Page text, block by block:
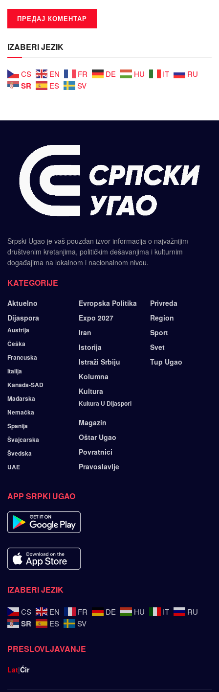
IZABERI JEZIK
CS EN FR DE HU IT RU
SR ES SV
Srpski Ugao je vaš pouzdan izvor informacija o najvažnijim
društvenim kretanjima, političkim dešavanjima i kulturnim
događajima na lokalnom i nacionalnom nivou.
KATEGORIJE
Aktuelno
Dijaspora
Austrija
Češka
Francuska
Italija
Kanada-SAD
Mađarska
Nemačka
Španija
Švajcarska
Švedska
UAE
Evropska Politika
Expo 2027
Iran
Istorija
Istraži Srbiju
Kolumna
Kultura
Kultura U Dijaspori
Magazin
Oštar Ugao
Povratnici
Pravoslavlje
Privreda
Region
Sport
Svet
Tup Ugao
APP SRPKI UGAO
IZABERI JEZIK
CS EN FR DE HU IT RU
SR ES SV
PRESLOVLJAVANJE
Lat|Ćir